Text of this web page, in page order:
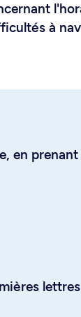
à
en